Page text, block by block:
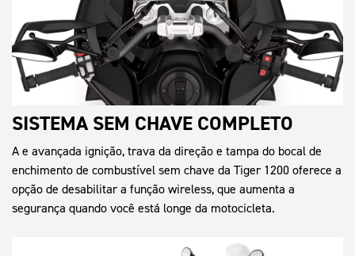
SISTEMA SEM CHAVE COMPLETO
A e avançada ignição, trava da direção e tampa do bocal de
enchimento de combustível sem chave da Tiger 1200 oferece a
opção de desabilitar a função wireless, que aumenta a
segurança quando você está longe da motocicleta.